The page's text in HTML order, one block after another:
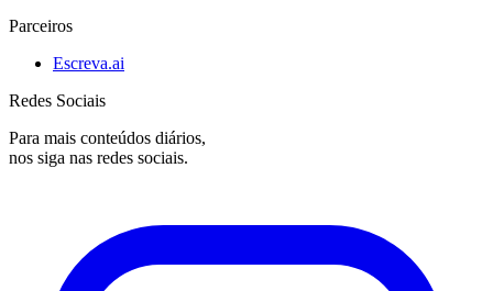
Parceiros
Escreva.ai
Redes Sociais
Para mais conteúdos diários,
nos siga nas redes sociais.